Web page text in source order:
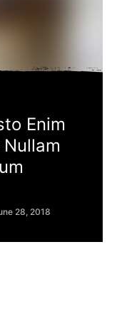
Enim
28, 2018